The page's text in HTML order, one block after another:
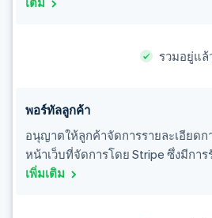
รวมอยู่แล้
พอร์ทัลลูกค้า
อนุญาตให้ลูกค้าจัดการรายละเอียดก
หน้าเว็บที่จัดการโดย Stripe ซึ่งมีกา
เพิ่มเติม